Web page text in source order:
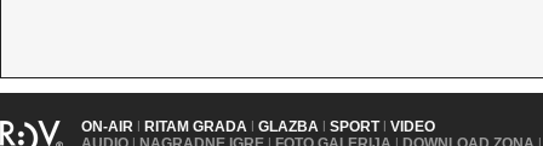
ON-AIR | RITAM GRADA | GLAZBA | SPORT | VIDEO
| | | |